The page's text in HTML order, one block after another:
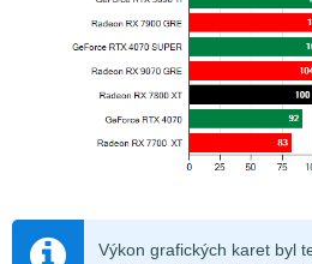
Výkon grafických karet byl